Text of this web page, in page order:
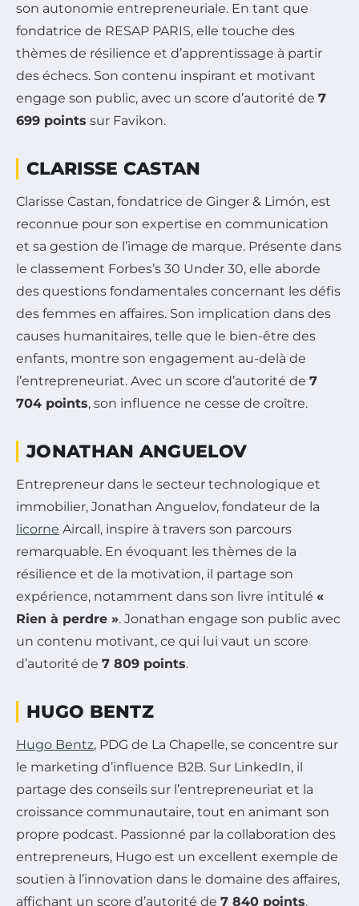
son autonomie entrepreneuriale. En tant que
fondatrice de RESAP PARIS, elle touche des
thèmes de résilience et d’apprentissage à partir
des échecs. Son contenu inspirant et motivant
engage son public, avec un score d’autorité de 7
699 points sur Favikon.
CLARISSE CASTAN
Clarisse Castan, fondatrice de Ginger & Limón, est
reconnue pour son expertise en communication
et sa gestion de l’image de marque. Présente dans
le classement Forbes’s 30 Under 30, elle aborde
des questions fondamentales concernant les défis
des femmes en affaires. Son implication dans des
causes humanitaires, telle que le bien-être des
enfants, montre son engagement au-delà de
l’entrepreneuriat. Avec un score d’autorité de 7
704 points, son influence ne cesse de croître.
JONATHAN ANGUELOV
Entrepreneur dans le secteur technologique et
immobilier, Jonathan Anguelov, fondateur de la
licorne Aircall, inspire à travers son parcours
remarquable. En évoquant les thèmes de la
résilience et de la motivation, il partage son
expérience, notamment dans son livre intitulé «
Rien à perdre ». Jonathan engage son public avec
un contenu motivant, ce qui lui vaut un score
d’autorité de 7 809 points.
HUGO BENTZ
Hugo Bentz, PDG de La Chapelle, se concentre sur
le marketing d’influence B2B. Sur LinkedIn, il
partage des conseils sur l’entrepreneuriat et la
croissance communautaire, tout en animant son
propre podcast. Passionné par la collaboration des
entrepreneurs, Hugo est un excellent exemple de
soutien à l’innovation dans le domaine des affaires,
affichant un score d’autorité de 7 840 points.